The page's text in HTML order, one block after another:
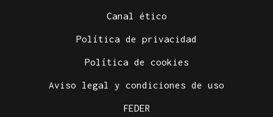
Canal ético
Política de privacidad
Política de cookies
Aviso legal y condiciones de uso
FEDER